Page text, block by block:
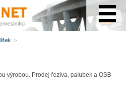
výrobou. Prodej řeziva, palubek a OSB
>